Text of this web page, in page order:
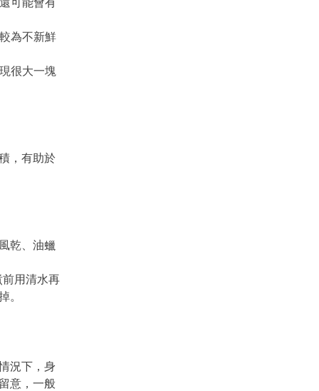
可能會有
為不新鮮
很大一塊
，有助於
乾、油蠟
用清水再
。
況下，身
意，一般